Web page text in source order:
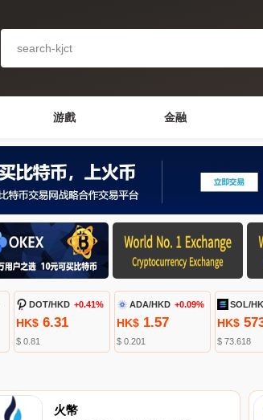
游戲 金融
DOT/HKD +0.41%
HK$6.31
$ 0.81
ADA/HKD +0.09%
HK$1.57
$ 0.201
SOL/
HK$
$ 73.618
火幣